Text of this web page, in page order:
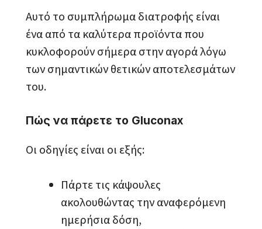
Αυτό το συμπλήρωμα διατροφής είναι
ένα από τα καλύτερα προϊόντα που
κυκλοφορούν σήμερα στην αγορά λόγω
των σημαντικών θετικών αποτελεσμάτων
του.
Πώς να πάρετε το Gluconax
Οι οδηγίες είναι οι εξής:
Πάρτε τις κάψουλες
ακολουθώντας την αναφερόμενη
ημερήσια δόση,